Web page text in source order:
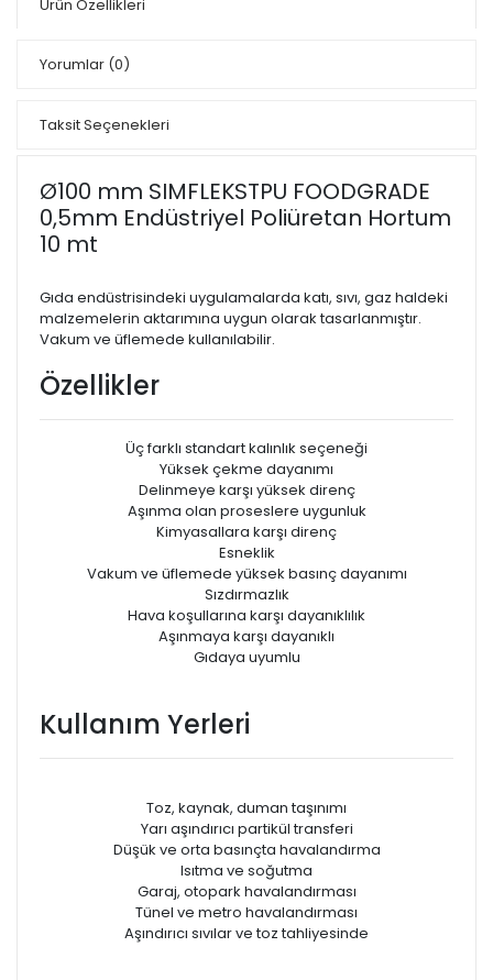
Ürün Özellikleri
Yorumlar (0)
Taksit Seçenekleri
Ø100 mm SIMFLEKSTPU FOODGRADE
0,5mm Endüstriyel Poliüretan Hortum
10 mt
Gıda endüstrisindeki uygulamalarda katı, sıvı, gaz haldeki
malzemelerin aktarımına uygun olarak tasarlanmıştır.
Vakum ve üflemede kullanılabilir.
Özellikler
Üç farklı standart kalınlık seçeneği
Yüksek çekme dayanımı
Delinmeye karşı yüksek direnç
Aşınma olan proseslere uygunluk
Kimyasallara karşı direnç
Esneklik
Vakum ve üfIemede yüksek basınç dayanımı
Sızdırmazlık
Hava koşullarına karşı dayanıklılık
Aşınmaya karşı dayanıklı
Gıdaya uyumlu
Kullanım Yerleri
Toz, kaynak, duman taşınımı
Yarı aşındırıcı partikül transferi
Düşük ve orta basınçta havalandırma
Isıtma ve soğutma
Garaj, otopark havalandırması
Tünel ve metro havalandırması
Aşındırıcı sıvılar ve toz tahliyesinde